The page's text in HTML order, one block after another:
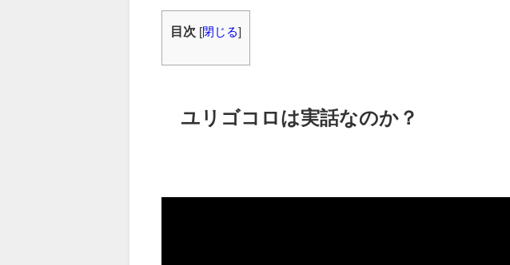
目次 閉じる
ユリゴコロは実話なのか？